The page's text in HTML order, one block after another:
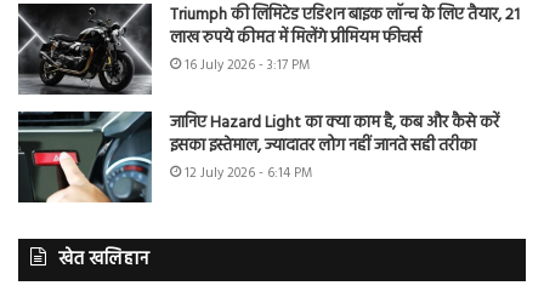
Triumph की लिमिटेड एडिशन बाइक लॉन्च के लिए तैयार, 21
लाख रुपये कीमत में मिलेंगे प्रीमियम फीचर्स
16 July 2026 - 3:17 PM
जानिए Hazard Light का क्या काम है, कब और कैसे करें
इसका इस्तेमाल, ज्यादातर लोग नहीं जानते सही तरीका
12 July 2026 - 6:14 PM
खेत खलिहान